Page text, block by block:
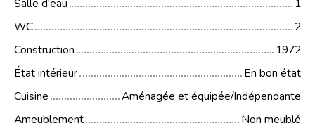
Salle d'eau
1
WC
2
Construction
1972
État intérieur
En bon état
Cuisine
Aménagée et équipée/Indépendante
Ameublement
Non meublé